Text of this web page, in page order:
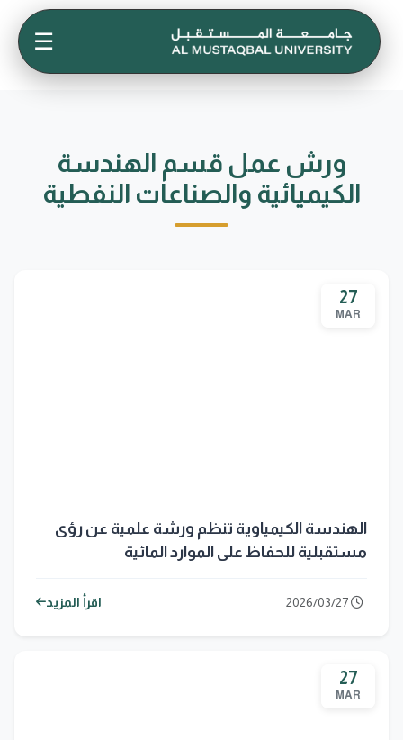
☰
ورش عمل قسم الهندسة
الكيميائية والصناعات النفطية
27
MAR
الهندسة الكيمياوية تنظم ورشة علمية عن رؤى
مستقبلية للحفاظ على الموارد المائية
اقرأ المزيد
27
MAR